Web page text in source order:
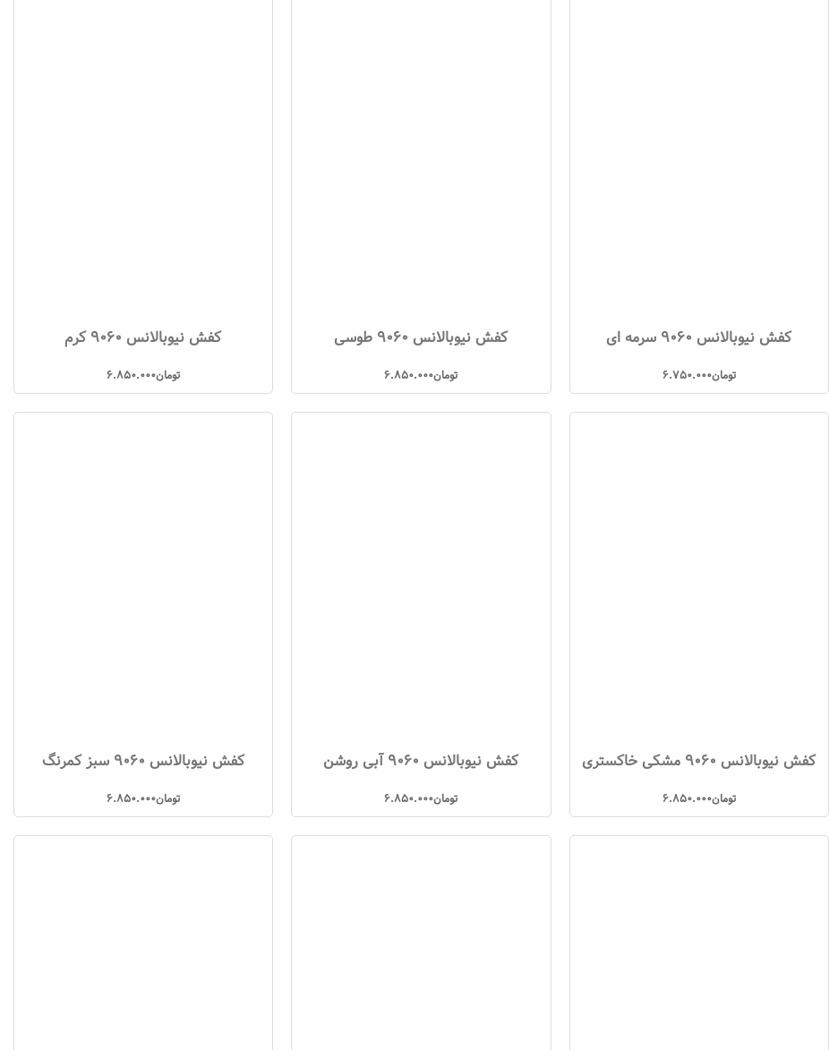
کفش نیوبالانس 9060 سرمه ای
تومان6.750.000
کفش نیوبالانس 9060 طوسی
تومان6.850.000
کفش نیوبالانس 9060 کرم
تومان6.850.000
کفش نیوبالانس 9060 مشکی خاکستری
تومان6.850.000
کفش نیوبالانس 9060 آبی روشن
تومان6.850.000
کفش نیوبالانس 9060 سبز کمرنگ
تومان6.850.000